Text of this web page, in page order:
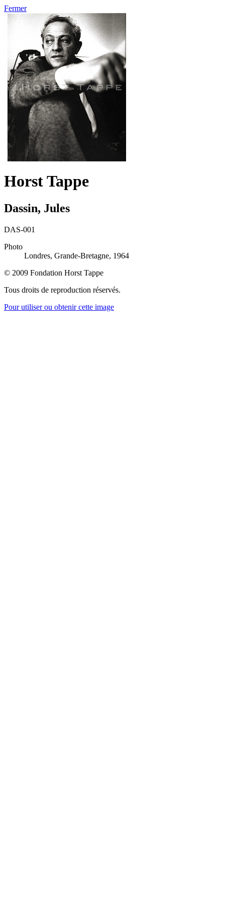
Fermer
Horst Tappe
Dassin, Jules
DAS-001
Photo
Londres, Grande-Bretagne, 1964
© 2009 Fondation Horst Tappe
Tous droits de reproduction réservés.
Pour utiliser ou obtenir cette image